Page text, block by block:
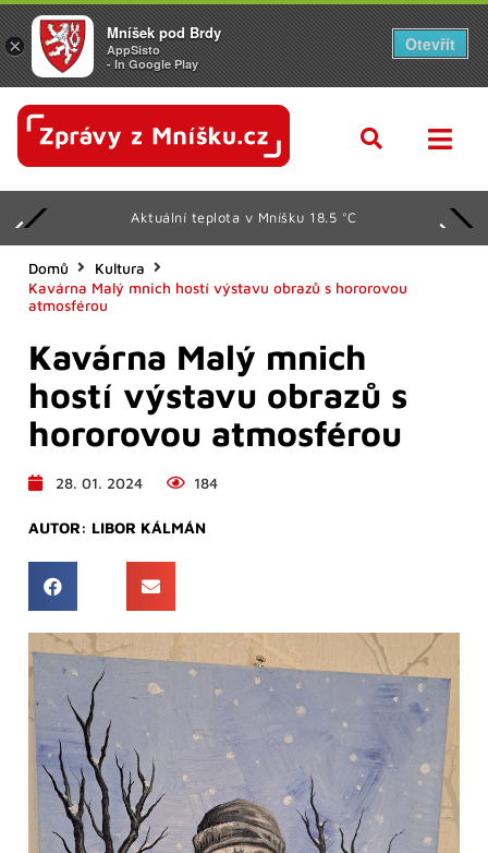
Aktuální teplota v Mníšku 18.5 °C
Domů
Kultura
Kavárna Malý mnich hostí výstavu obrazů s hororovou
atmosférou
Kavárna Malý mnich
hostí výstavu obrazů s
hororovou atmosférou
28. 01. 2024 184
AUTOR: LIBOR KÁLMÁN
×
Mníšek pod Brdy
AppSisto
- In Google Play
Otevřít